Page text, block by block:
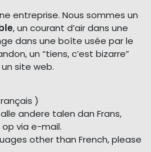
entreprise. Nous sommes un
, un courant d’air dans une
dans une boîte usée par le
un “tiens, c’est bizarre”
site web.
)
andere talen dan Frans,
via e-mail.
other than French, please